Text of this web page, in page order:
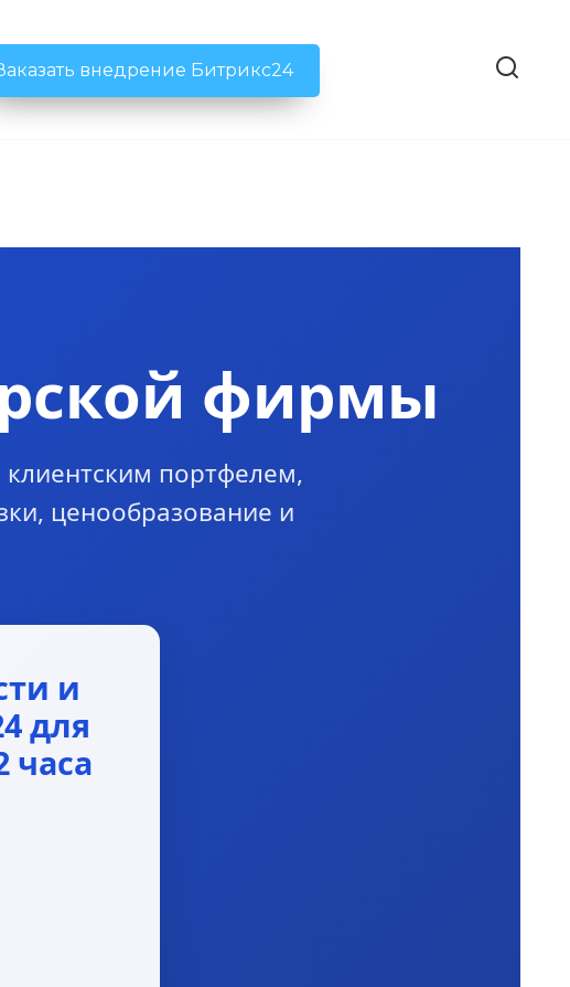
внедрение Битрикс24
фирмы
портфелем,
ценообразование и
и
для
часа